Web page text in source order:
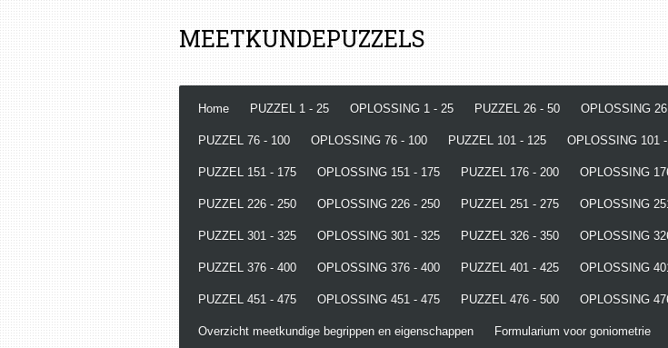
Ga
direct
naar
de
hoofdinhoud
MEETKUNDEPUZZELS
Home PUZZEL 1 - 25 OPLOSSING 1 - 25 PUZZEL 26 - 50 OPLOSSING
PUZZEL 76 - 100 OPLOSSING 76 - 100 PUZZEL 101 - 125 OPLOSSING 101
PUZZEL 151 - 175 OPLOSSING 151 - 175 PUZZEL 176 - 200 OPLOSSING
PUZZEL 226 - 250 OPLOSSING 226 - 250 PUZZEL 251 - 275 OPLOSSING
PUZZEL 301 - 325 OPLOSSING 301 - 325 PUZZEL 326 - 350 OPLOSSING
PUZZEL 376 - 400 OPLOSSING 376 - 400 PUZZEL 401 - 425 OPLOSSING
PUZZEL 451 - 475 OPLOSSING 451 - 475 PUZZEL 476 - 500 OPLOSSING
Overzicht meetkundige begrippen en eigenschappen Formularium voor goniometrie